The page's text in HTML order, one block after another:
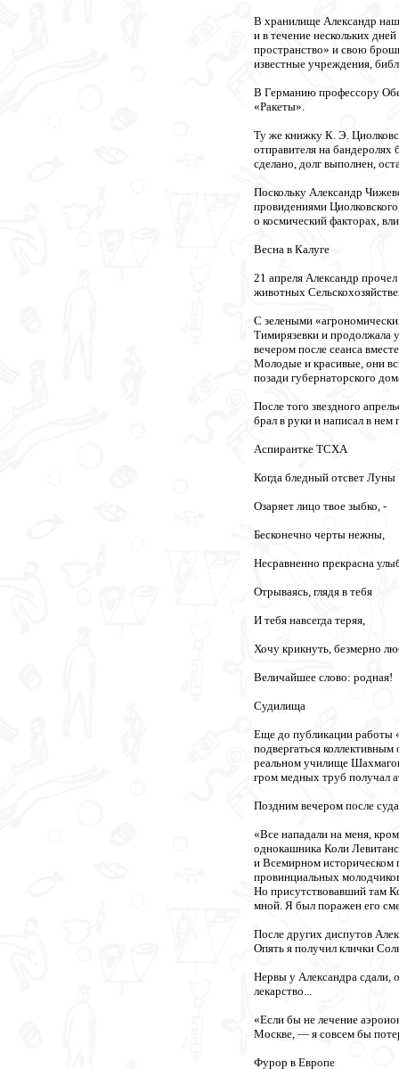
В хранилище Александр
и в течение нескольких
пространство» и свою
известные учреждения,
В Германию профессору
«Ракеты».
Ту же книжку К. Э.
отправителя на
сделано, долг выполнен,
Поскольку Александр
провидениями
о космический факторах,
Весна в Калуге
21 апреля Александр
животных
С зелеными
Тимирязевки и продолжала
вечером после сеанса
Молодые и красивые, они
позади губернаторского
После того звездного
брал в руки и написал в нем
Аспирантке ТСХА
Когда бледный отсвет Луны
Озаряет лицо твое зыбко, -
Бесконечно черты нежны,
Несравненно прекрасна
Отрываясь, глядя в тебя
И тебя навсегда теряя,
Хочу крикнуть, безмерно
Величайшее слово: родная!
Судилища
Еще до публикации работы
подвергаться
реальном училище
гром медных труб получал
Поздним вечером после
«Все нападали на меня,
однокашника Коли
и Всемирном историческом
провинциальных
Но присутствовавший там
мной. Я был поражен его
После других диспутов
Опять я получил клички
Нервы у Александра сдали,
лекарство...
«Если бы не лечение
Москве, — я совсем бы
Фурор в Европе